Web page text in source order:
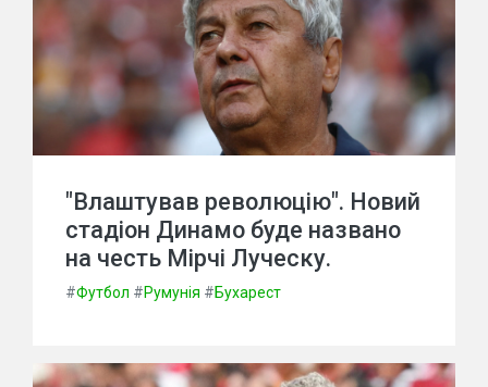
"Влаштував революцію". Новий
стадіон Динамо буде названо
на честь Мірчі Луческу.
#Футбол #Румунія #Бухарест